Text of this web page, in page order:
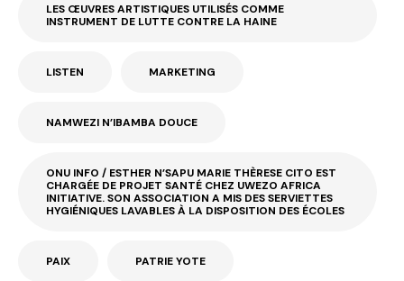
LES ŒUVRES ARTISTIQUES UTILISÉS COMME
INSTRUMENT DE LUTTE CONTRE LA HAINE
LISTEN MARKETING
NAMWEZI N’IBAMBA DOUCE
ONU INFO / ESTHER N’SAPU MARIE THÈRESE CITO EST
CHARGÉE DE PROJET SANTÉ CHEZ UWEZO AFRICA
INITIATIVE. SON ASSOCIATION A MIS DES SERVIETTES
HYGIÉNIQUES LAVABLES À LA DISPOSITION DES ÉCOLES
PAIX PATRIE YOTE